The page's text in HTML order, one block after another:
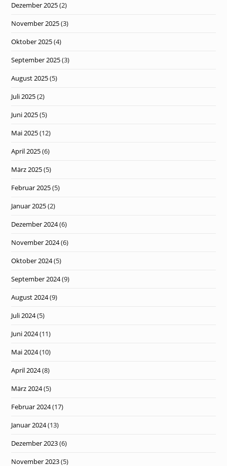
Dezember 2025(2)
November 2025(3)
Oktober 2025(4)
September 2025(3)
August 2025(5)
Juli 2025(2)
Juni 2025(5)
Mai 2025(12)
April 2025(6)
März 2025(5)
Februar 2025(5)
Januar 2025(2)
Dezember 2024(6)
November 2024(6)
Oktober 2024(5)
September 2024(9)
August 2024(9)
Juli 2024(5)
Juni 2024(11)
Mai 2024(10)
April 2024(8)
März 2024(5)
Februar 2024(17)
Januar 2024(13)
Dezember 2023(6)
November 2023(5)